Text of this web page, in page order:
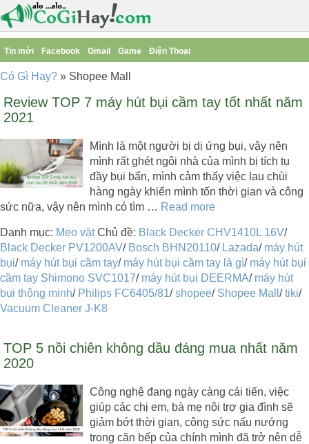
Tin mới Facebook Gmail Game Điện Thoại
Có Gì Hay? » Shopee Mall
Review TOP 7 máy hút bụi cầm tay tốt nhất năm
2021
Mình là một người bị dị ứng bụi, vậy nên
mình rất ghét ngôi nhà của mình bị tích tụ
đầy bụi bẩn, mình cảm thấy việc lau chùi
hàng ngày khiến mình tốn thời gian và công
sức nữa, vậy nên mình có tìm … Read more
Danh mục: Mẹo vặt Chủ đề: Black Decker CHV1410L 16V/
Black Decker PV1200AV/ Bosch BHN20110/ Lazada/ máy hút
bụi/ máy hút bụi cầm tay/ máy hút bụi cầm tay là gì/ máy hút bụi
cầm tay Shimono SVC1017/ máy hút bụi DEERMA/ máy hút
bụi thông minh/ Philips FC6405/81/shopee/ Shopee Mall /tiki/
Vacuum Cleaner J-K8
TOP 5 nồi chiên không dầu đáng mua nhất năm
2020
Công nghệ đang ngày càng cải tiến, việc
giúp các chị em, bà mẹ nội trợ gia đình sẽ
giảm bớt thời gian, công sức nấu nướng
trong căn bếp của chính mình đã trở nên dễ